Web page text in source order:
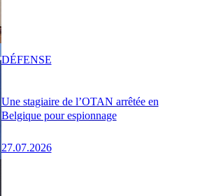
Une stagiaire de l’OTAN arrêtée en
Belgique pour espionnage
27.07.2026
DÉFENSE